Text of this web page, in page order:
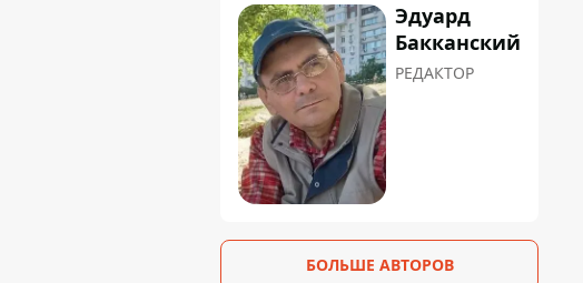
Эдуард
Бакканский
РЕДАКТОР
БОЛЬШЕ АВТОРОВ